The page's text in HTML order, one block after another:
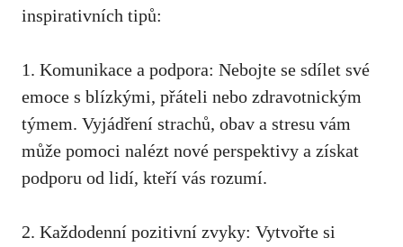
⁤inspirativních ‍tipů:
1. Komunikace a podpora: Nebojte se ⁤sdílet své
emoce s blízkými, přáteli nebo zdravotnickým⁣
týmem.⁤ Vyjádření ‍strachů, obav‌ a stresu vám
může ⁣pomoci nalézt ⁢nové perspektivy ⁤a‍ získat
podporu ​od lidí, kteří ‌vás‍ rozumí.
2. Každodenní pozitivní zvyky: Vytvořte si